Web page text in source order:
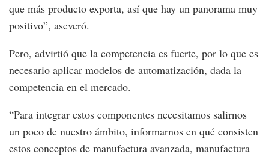
que más producto exporta, así que hay un panorama muy
positivo”, aseveró.
Pero, advirtió que la competencia es fuerte, por lo que es
necesario aplicar modelos de automatización, dada la
competencia en el mercado.
“Para integrar estos componentes necesitamos salirnos
un poco de nuestro ámbito, informarnos en qué consisten
estos conceptos de manufactura avanzada, manufactura